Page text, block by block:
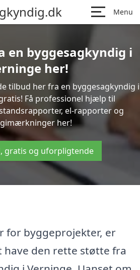
Menu
en byggesagkyndig i
her!
tilbud her fra en byggesagkyndig i
Få professionel hjælp til
el-rapporter og
her!
gratis og uforpligtende
for byggeprojekter, er
have den rette støtte fra